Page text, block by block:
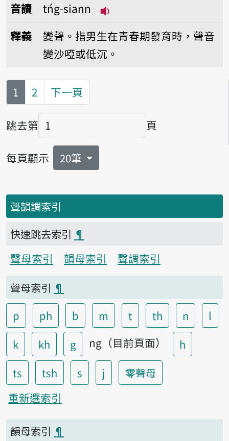
音讀
tńg-siann
釋義
變聲。指男生在青春期發育時，聲音
變沙啞或低沉。
第
1 2 下一頁
跳去第
頁碼
頁
每頁顯示 20筆
聲韻調索引
快速跳去索引 ¶
聲母索引
韻母索引
聲調索引
聲母索引 ¶
p
ph b m t th n
l
k
kh g ng（目前頁面）
h
ts
tsh s j
零聲母
重新選索引
韻母索引 ¶